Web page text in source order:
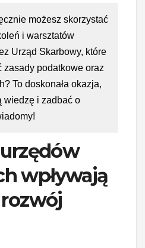
możesz skorzystać
i warsztatów
Urząd Skarbowy, które
zasady podatkowe oraz
To doskonała okazja,
wiedzę i zadbać o
wpływają